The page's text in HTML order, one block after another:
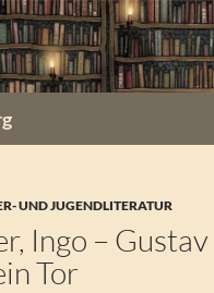
UND JUGENDLITERATUR
Ingo – Gustav
Tor